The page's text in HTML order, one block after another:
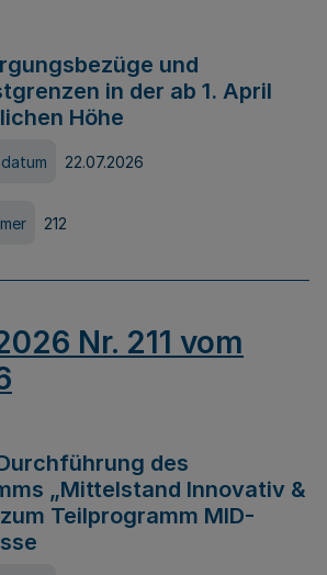
und
in der ab 1. April
Höhe
22.07.2026
212
Nr. 211 vom
des
„Mittelstand Innovativ &
Teilprogramm MID-